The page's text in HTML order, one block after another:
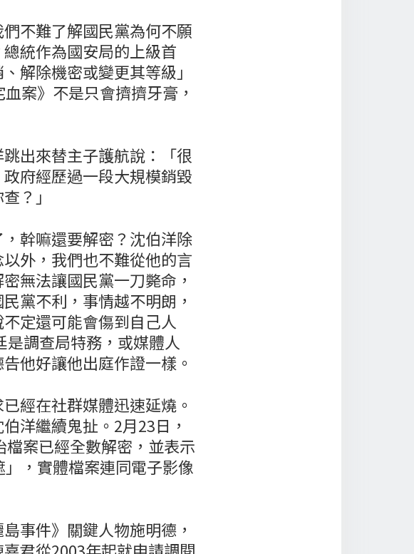
不難了解國民黨為何不願
統作為國安局的上級首
解除機密或變更其等級」
案》不是只會擠擠牙膏，
出來替主子護航說：「很
府經歷過一段大規模銷毀
？」
幹嘛還要解密？沈伯洋除
外，我們也不難從他的言
無法讓國民黨一刀斃命，
黨不利，事情越不明朗，
定還可能會傷到自己人
調查局特務，或媒體人
他好讓他出庭作證一樣。
經在社群媒體迅速延燒。
洋繼續鬼扯。2月23日，
案已經全數解密，並表示
，實體檔案連同電子影像
事件》關鍵人物施明德，